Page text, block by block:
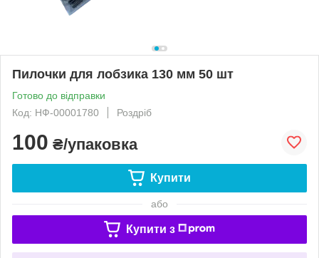
Пилочки для лобзика 130 мм 50 шт
Готово до відправки
Код: НФ-00001780
Роздріб
100 ₴/упаковка
Купити
або
Купити з